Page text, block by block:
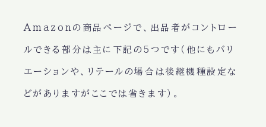
Amazonの商品ページで、出品者がコントロー
ルできる部分は主に下記の5つです（他にもバリ
エーションや、リテールの場合は後継機種設定な
どがありますがここでは省きます）。